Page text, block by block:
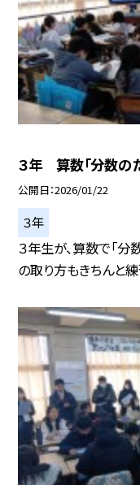
３年 算数「分数の
公開日 2026/01/22
３年
３年生が、算数で「分
の取り方もきちんと